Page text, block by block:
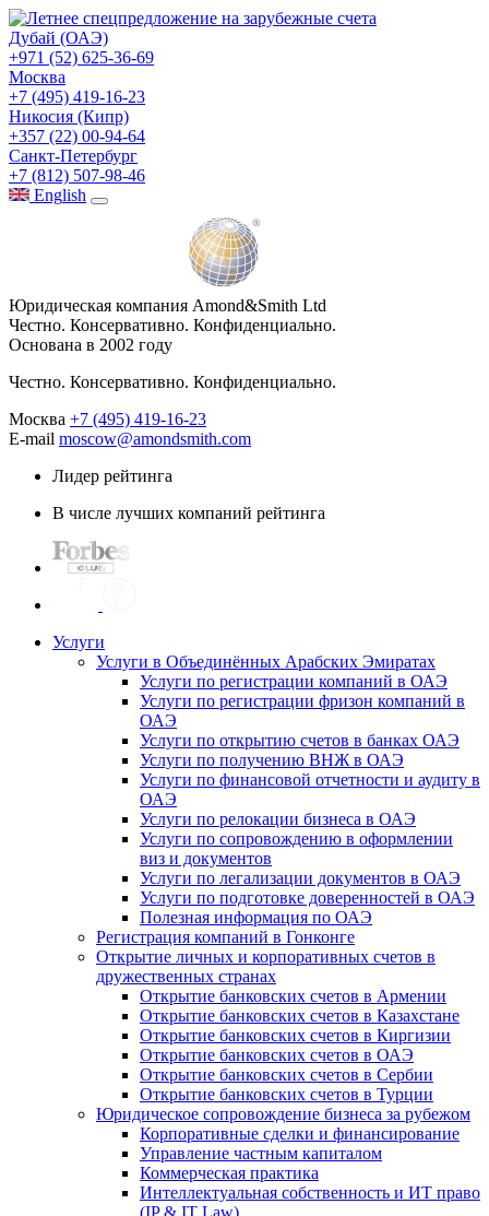
Дубай (ОАЭ)
+971 (52) 625-36-69
Москва
+7 (495) 419-16-23
Никосия (Кипр)
+357 (22) 00-94-64
Санкт-Петербург
+7 (812) 507-98-46
English
Юридическая компания Amond&Smith Ltd
Честно. Консервативно. Конфиденциально.
Основана в 2002 году
Честно. Консервативно. Конфиденциально.
Москва +7 (495) 419-16-23
E-mail moscow@amondsmith.com
Лидер рейтинга
В числе лучших компаний рейтинга
Услуги
Услуги в Объединённых Арабских Эмиратах
Услуги по регистрации компаний в ОАЭ
Услуги по регистрации фризон компаний в
ОАЭ
Услуги по открытию счетов в банках ОАЭ
Услуги по получению ВНЖ в ОАЭ
Услуги по финансовой отчетности и аудиту в
ОАЭ
Услуги по релокации бизнеса в ОАЭ
Услуги по сопровождению в оформлении
виз и документов
Услуги по легализации документов в ОАЭ
Услуги по подготовке доверенностей в ОАЭ
Полезная информация по ОАЭ
Регистрация компаний в Гонконге
Открытие личных и корпоративных счетов в
дружественных странах
Открытие банковских счетов в Армении
Открытие банковских счетов в Казахстане
Открытие банковских счетов в Киргизии
Открытие банковских счетов в ОАЭ
Открытие банковских счетов в Сербии
Открытие банковских счетов в Турции
Юридическое сопровождение бизнеса за рубежом
Корпоративные сделки и финансирование
Управление частным капиталом
Коммерческая практика
Интеллектуальная собственность и ИТ право
(IP & IT Law)